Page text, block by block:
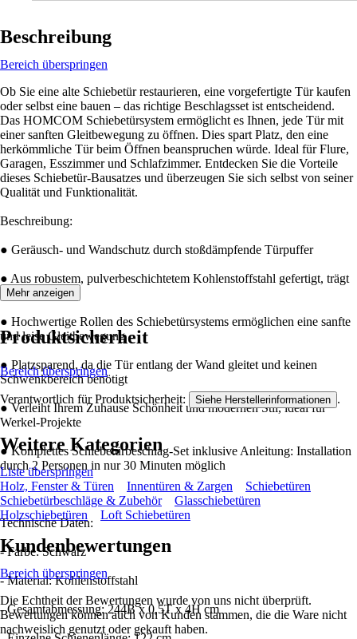
Beschreibung
Bereich überspringen
Ob Sie eine alte Schiebetür restaurieren, eine vorgefertigte Tür kaufen
oder selbst eine bauen – das richtige Beschlagsset ist entscheidend.
Das HOMCOM Schiebetürsystem ermöglicht es Ihnen, jede Tür mit
einer sanften Gleitbewegung zu öffnen. Dies spart Platz, den eine
herkömmliche Tür beim Öffnen beanspruchen würde. Ideal für Flure,
Garagen, Esszimmer und Schlafzimmer. Entdecken Sie die Vorteile
dieses Schiebetür-Bausatzes und überzeugen Sie sich selbst von seiner
Qualität und Funktionalität.
Beschreibung:
● Geräusch- und Wandschutz durch stoßdämpfende Türpuffer
● Aus robustem, pulverbeschichtetem Kohlenstoffstahl gefertigt, trägt
bis zu 90 kg
● Hochwertige Rollen des Schiebetürsystems ermöglichen eine sanfte
und leise Gleitbewegung
● Platzsparend, da die Tür entlang der Wand gleitet und keinen
Schwenkbereich benötigt
● Verleiht Ihrem Zuhause Schönheit und modernen Stil, ideal für
Werkel-Projekte
● Komplettes Schiebetürbeschlag-Set inklusive Anleitung: Installation
durch 2 Personen in nur 30 Minuten möglich
Technische Daten:
- Farbe: Schwarz
- Material: Kohlenstoffstahl
- Gesamtabmessung: 244B x 0,5T x 4H cm
Mehr anzeigen
Produktsicherheit
Bereich überspringen
Verantwortlich für Produktsicherheit: Siehe Herstellerinformationen .
Weitere Kategorien
Liste überspringen
Holz, Fenster & Türen
Innentüren & Zargen
Schiebetüren
Schiebetürbeschläge & Zubehör
Glasschiebetüren
Holzschiebetüren
Loft Schiebetüren
Kundenbewertungen
Bereich überspringen
Die Echtheit der Bewertungen wurde von uns nicht überprüft.
Bewertungen können auch von Kunden stammen, die die Ware nicht
nachweislich genutzt oder gekauft haben.